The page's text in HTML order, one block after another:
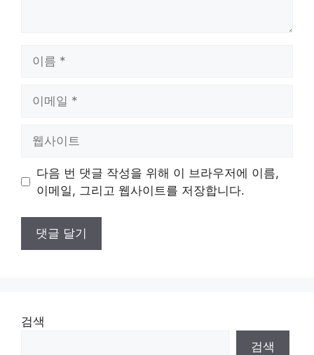
트
다음 번 댓글 작성을 위해 이 브라우저에 이름,
이메일, 그리고 웹사이트를 저장합니다.
검색
검색